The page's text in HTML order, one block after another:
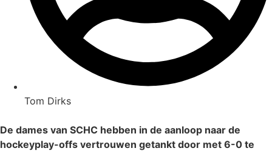
Tom Dirks
De dames van SCHC hebben in de aanloop naar de
hockeyplay-offs vertrouwen getankt door met 6-0 te